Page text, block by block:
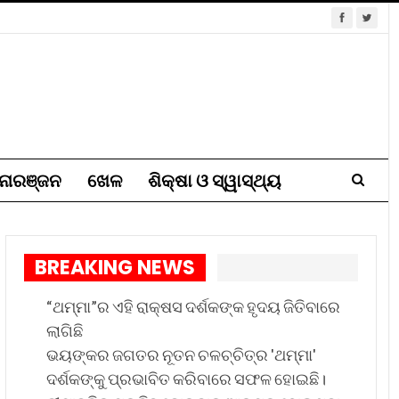
ଖେଳ
ଶିକ୍ଷା ଓ ସ୍ୱାସ୍ଥ୍ୟ
BREAKING NEWS
“ଥମ୍ମା”ର ଏହି ରାକ୍ଷସ ଦର୍ଶକଙ୍କ ହୃଦୟ ଜିତିବାରେ
ଲାଗିଛି
ଭୟଙ୍କର ଜଗତର ନୂତନ ଚଳଚ୍ଚିତ୍ର 'ଥମ୍ମା'
ଦର୍ଶକଙ୍କୁ ପ୍ରଭାବିତ କରିବାରେ ସଫଳ ହୋଇଛି।